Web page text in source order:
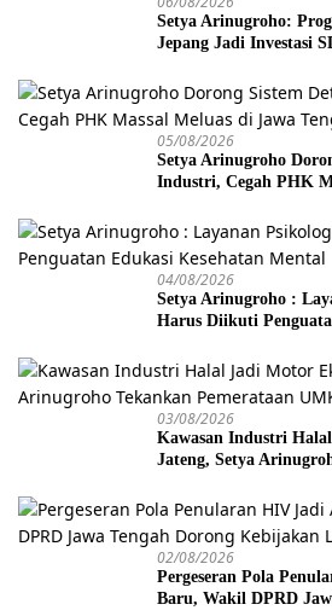
Setya Arinugroho:
Jepang Jadi Investasi
05/08/2026
Setya Arinugroho
Industri, Cegah PHK
04/08/2026
Setya Arinugroho :
Harus Diikuti
03/08/2026
Kawasan Industri
Jateng, Setya
02/08/2026
Pergeseran Pola
Baru, Wakil DPRD